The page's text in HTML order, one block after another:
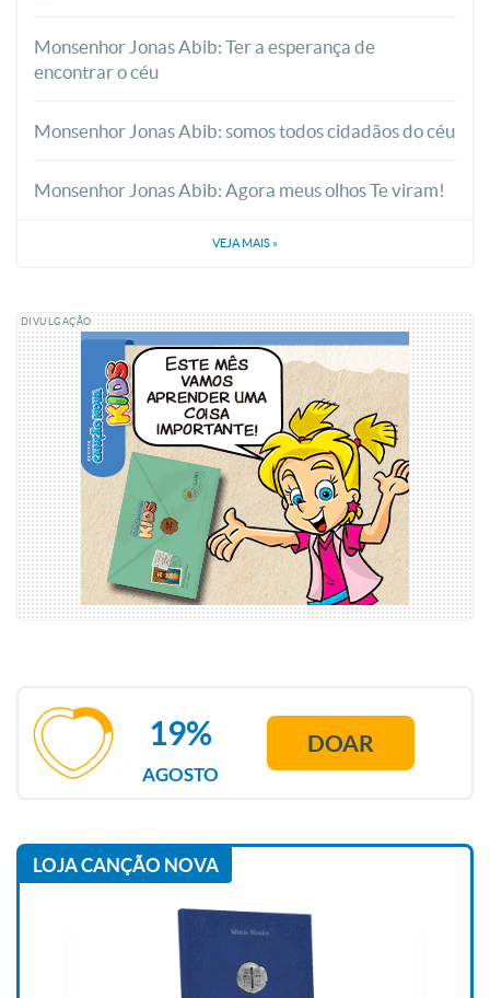
Monsenhor Jonas Abib: Ter a esperança de
encontrar o céu
Monsenhor Jonas Abib: somos todos cidadãos do céu
Monsenhor Jonas Abib: Agora meus olhos Te viram!
VEJA MAIS »
DIVULGAÇÃO
AGOSTO
19% DOAR
LOJA CANÇÃO NOVA